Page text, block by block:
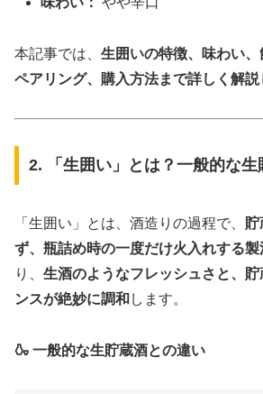
本記事では、 生囲いの特徴、味わい
ペアリング、購入方法まで詳しく解説
2. 「生囲い」とは？一般的な
「生囲い」とは、酒造りの過程で、 貯
ず、瓶詰め時の一度だけ火入れする製
り、 生酒のようなフレッシュさと、
ンスが絶妙に調和 します。
🍶 一般的な生貯蔵酒との違い